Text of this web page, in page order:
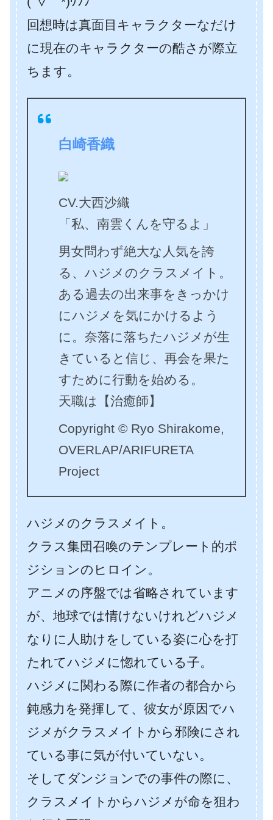
回想時は真面目キャラクターなだけ
に現在のキャラクターの酷さが際立
ちます。
白崎香織
CV.大西沙織
「私、南雲くんを守るよ」
男女問わず絶大な人気を誇
る、ハジメのクラスメイト。
ある過去の出来事をきっかけ
にハジメを気にかけるよう
に。奈落に落ちたハジメが生
きていると信じ、再会を果た
すために行動を始める。
天職は【治癒師】
Copyright © Ryo Shirakome,
OVERLAP/ARIFURETA
Project
ハジメのクラスメイト。
クラス集団召喚のテンプレート的ポ
ジションのヒロイン。
アニメの序盤では省略されています
が、地球では情けないけれどハジメ
なりに人助けをしている姿に心を打
たれてハジメに惚れている子。
ハジメに関わる際に作者の都合から
鈍感力を発揮して、彼女が原因でハ
ジメがクラスメイトから邪険にされ
ている事に気が付いていない。
そしてダンジョンでの事件の際に、
クラスメイトからハジメが命を狙わ